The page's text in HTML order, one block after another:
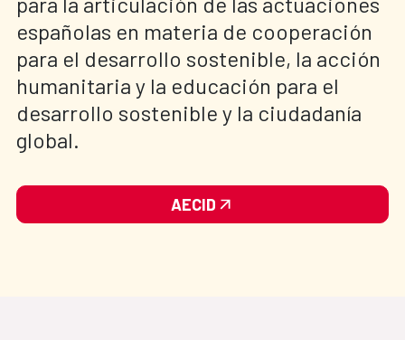
españolas en materia de cooperación
para el desarrollo sostenible, la acción
humanitaria y la educación para el
desarrollo sostenible y la ciudadanía
global.
AECID